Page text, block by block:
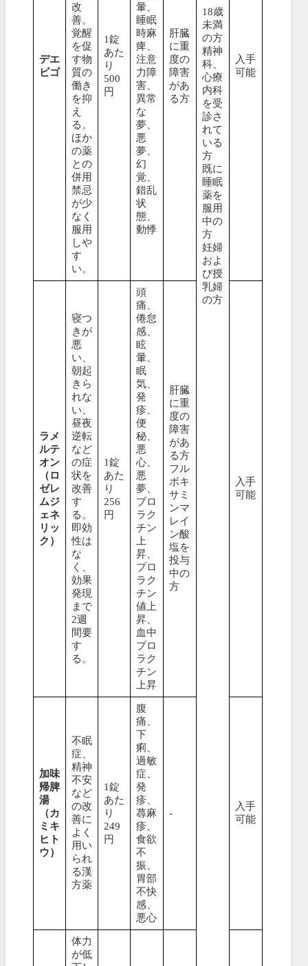
18歳
未満
の方
精神
科、
心療
内科
を受
診さ
れて
いる
方
既に
睡眠
薬を
服用
中の
方
妊婦
およ
び授
乳婦
の方
デエ
ビゴ
改
善。
覚醒
を促
す物
質の
働き
を抑
え
る。
ほか
の薬
との
併用
禁忌
が少
なく
服用
しや
す
い。
1錠
あた
り
500
円
暈、
睡眠
時麻
痺、
注意
力障
害、
異常
な
夢、
悪
夢、
幻
覚、
錯乱
状
態、
動悸
肝臓
に重
度の
障害
があ
る方
入手
可能
ラメ
ルテ
オン
（ロ
ゼレ
ムジ
ェネ
リッ
ク）
寝つ
きが
悪
い、
朝起
きら
れな
い、
昼夜
逆転
など
の症
状を
改善
す
る。
即効
性は
な
く、
効果
発現
まで
2週
間要
す
る。
1錠
あた
り
256
円
頭
痛、
倦怠
感、
眩
暈、
眠
気、
発
疹、
便
秘、
悪
心、
悪
夢、
プロ
ラク
チン
上
昇、
プロ
ラク
チン
値上
昇、
血中
プロ
ラク
チン
上昇
肝臓
に重
度の
障害
があ
る方
フル
ボキ
サミ
ンマ
レイ
ン酸
塩を
投与
中の
方
入手
可能
加味
帰脾
湯
（カ
ミキ
ヒト
ウ）
不眠
症、
精神
不安
など
の改
善に
よく
用い
られ
る漢
方薬
1錠
あた
り
249
円
腹
痛、
下
痢、
過敏
症、
発
疹、
蕁麻
疹、
食欲
不
振、
胃部
不快
感、
悪心
-
入手
可能
体力
が低